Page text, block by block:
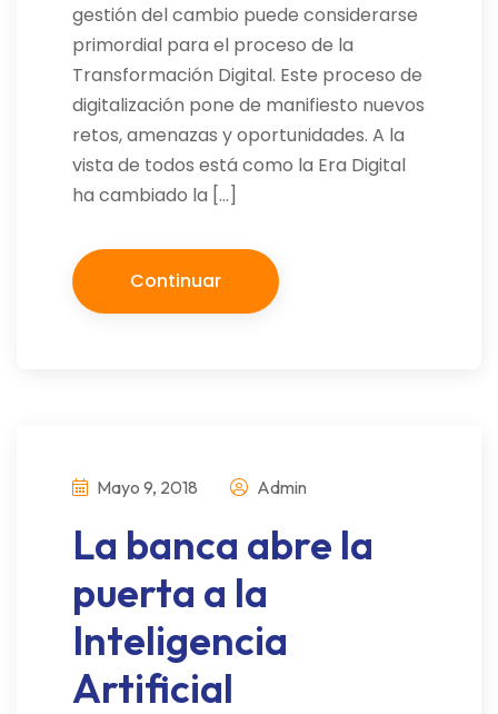
gestión del cambio puede considerarse
primordial para el proceso de la
Transformación Digital. Este proceso de
digitalización pone de manifiesto nuevos
retos, amenazas y oportunidades. A la
vista de todos está como la Era Digital
ha cambiado la […]
Continuar
Mayo 9, 2018 Admin
La banca abre la
puerta a la
Inteligencia
Artificial